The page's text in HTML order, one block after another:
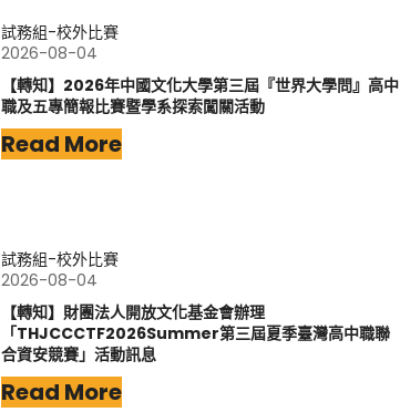
試務組-校外比賽
2026-08-04
【轉知】2026年中國文化大學第三屆『世界大學問』高中
職及五專簡報比賽暨學系探索闖關活動
Read More
試務組-校外比賽
2026-08-04
【轉知】財團法人開放文化基金會辦理
「THJCCCTF2026Summer第三屆夏季臺灣高中職聯
合資安競賽」活動訊息
Read More